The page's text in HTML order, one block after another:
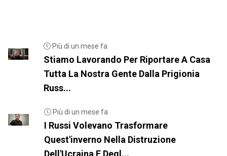
Più di un mese fa
Stiamo Lavorando Per Riportare A Casa
Tutta La Nostra Gente Dalla Prigionia
Russ...
Più di un mese fa
I Russi Volevano Trasformare
Quest'inverno Nella Distruzione
Dell'Ucraina E Degl...